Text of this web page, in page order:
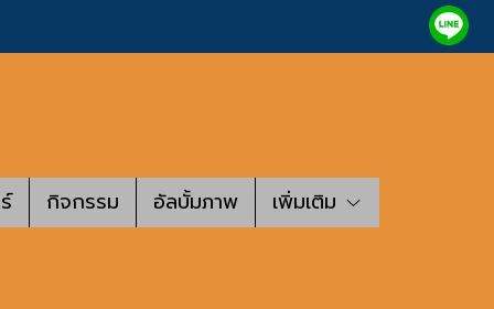
กิจกรรม อัลบั้มภาพ เพิ่มเติม